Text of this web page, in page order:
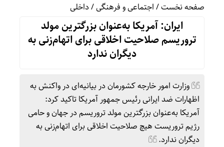
صفحه نخست/اجتماعی و فرهنگی/داخلی
ایران: آمریکا به‌عنوان بزرگترین مولد
تروریسم صلاحیت اخلاقی برای اتهام‌زنی به
دیگران ندارد
وزارت امور خارجه کشورمان در بیانیه‌ای در واکنش به
اظهارات ضد ایرانی رئیس جمهور آمریکا تاکید کرد:
آمریکا به‌عنوان بزرگترین مولد تروریسم در جهان و حامی
رژیم تروریست هیچ صلاحیت اخلاقی برای اتهام‌زنی به
دیگران ندارد.